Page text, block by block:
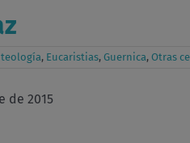
teología, Eucaristias, Guernica, Otras
2015